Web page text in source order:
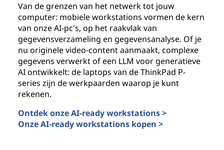
Van de grenzen van het netwerk tot jouw
computer: mobiele workstations vormen de kern
van onze AI-pc's, op het raakvlak van
gegevensverzameling en gegevensanalyse. Of je
nu originele video-content aanmaakt, complexe
gegevens verwerkt of een LLM voor generatieve
AI ontwikkelt: de laptops van de ThinkPad P-
series zijn de werkpaarden waarop je kunt
rekenen.
Ontdek onze AI-ready workstations >
Onze AI-ready workstations kopen >